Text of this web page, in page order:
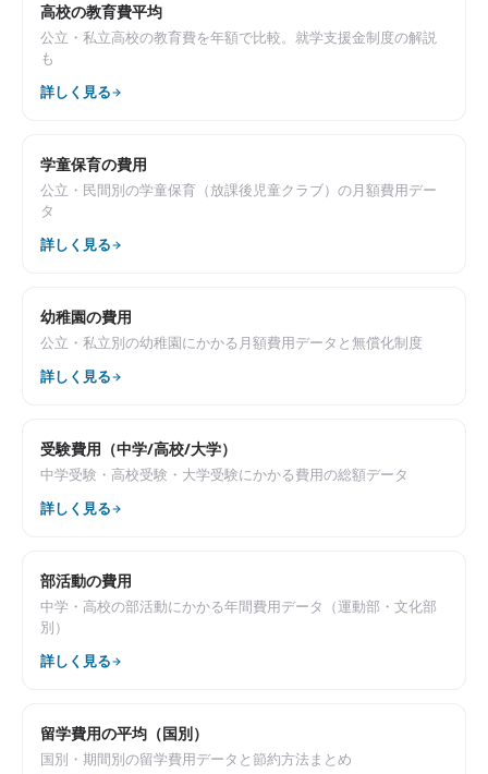
高校の教育費平均
公立・私立高校の教育費を年額で比較。就学支援金制度の解説
も
詳しく見る
学童保育の費用
公立・民間別の学童保育（放課後児童クラブ）の月額費用デー
タ
詳しく見る
幼稚園の費用
公立・私立別の幼稚園にかかる月額費用データと無償化制度
詳しく見る
受験費用（中学/高校/大学）
中学受験・高校受験・大学受験にかかる費用の総額データ
詳しく見る
部活動の費用
中学・高校の部活動にかかる年間費用データ（運動部・文化部
別）
詳しく見る
留学費用の平均（国別）
国別・期間別の留学費用データと節約方法まとめ